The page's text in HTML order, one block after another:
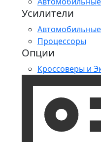
Усилители
Автомобильные
Процессоры
Опции
Кроссоверы и